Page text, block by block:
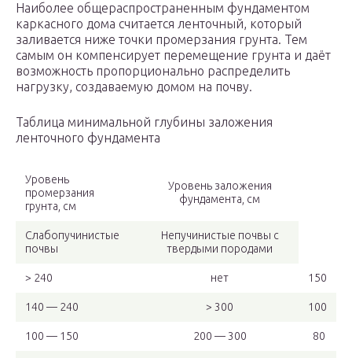
Наиболее общераспространенным фундаментом
каркасного дома считается ленточный, который
заливается ниже точки промерзания грунта. Тем
самым он компенсирует перемещение грунта и даёт
возможность пропорционально распределить
нагрузку, создаваемую домом на почву.
Таблица минимальной глубины заложения
ленточного фундамента
Уровень
промерзания
грунта, см
Уровень заложения
фундамента, см
Слабопучинистые
почвы
Непучинистые почвы с
твердыми породами
> 240 нет 150
140 — 240 > 300 100
100 — 150 200 — 300 80